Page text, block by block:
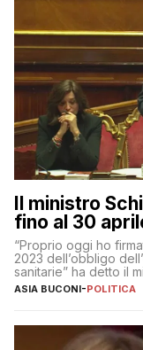
Il ministro
fino al 30
“Proprio oggi ho
2023 dell’obbligo
sanitarie” ha detto il
ASIA BUCONI-POLITICA